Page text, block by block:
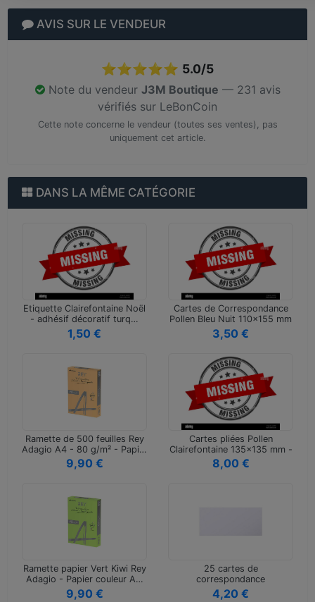
AVIS SUR LE VENDEUR
⭐⭐⭐⭐⭐ 5.0/5
Note du vendeur J3M Boutique — 231 avis
vérifiés sur LeBonCoin
Cette note concerne le vendeur (toutes ses ventes), pas
uniquement cet article.
DANS LA MÊME CATÉGORIE
Etiquette Clairefontaine Noël
- adhésif décoratif turq…
1,50 €
Cartes de Correspondance
Pollen Bleu Nuit 110x155 mm
-…
3,50 €
Ramette de 500 feuilles Rey
Adagio A4 - 80 g/m² - Papi…
9,90 €
Cartes pliées Pollen
Clairefontaine 135x135 mm -
Capuc…
8,00 €
Ramette papier Vert Kiwi Rey
Adagio - Papier couleur A…
9,90 €
25 cartes de
correspondance
Clairefontaine Pollen 106x…
4,20 €